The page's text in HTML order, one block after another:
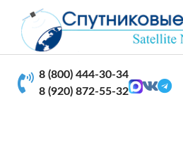
8 (800) 444-30-34
8 (920) 872-55-32